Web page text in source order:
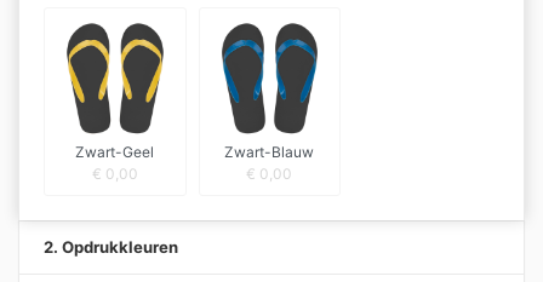
Zwart-Geel
€ 0,00
Zwart-Blauw
€ 0,00
2. Opdrukkleuren